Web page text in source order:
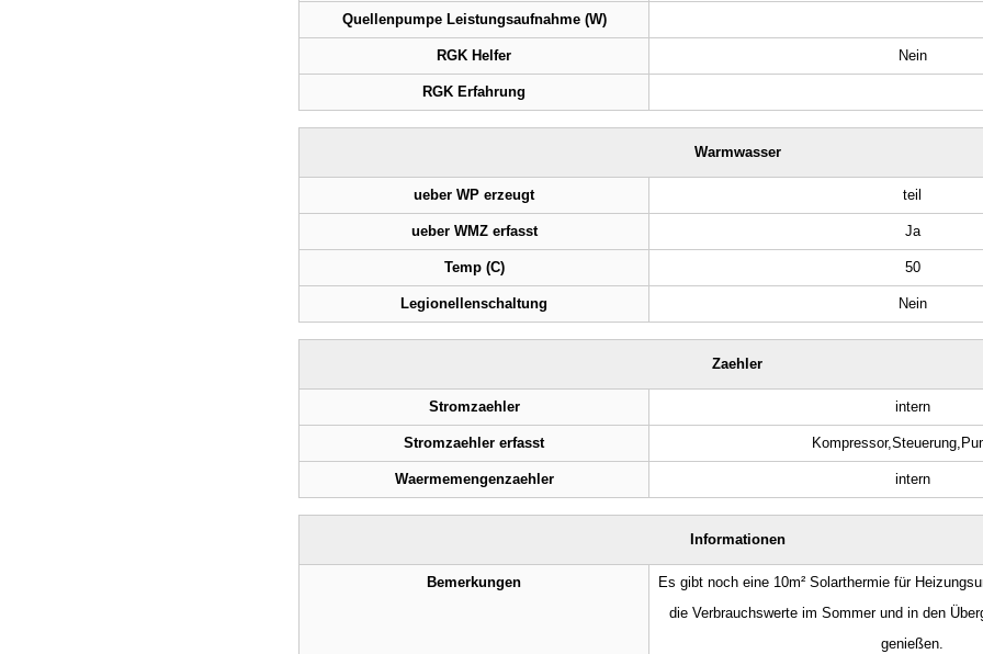
Quellenpumpe Leistungsaufnahme (W)
RGK Helfer Nein
RGK Erfahrung
Warmwasser
ueber WP erzeugt teil
ueber WMZ erfasst Ja
Temp (C) 50
Legionellenschaltung Nein
Zaehler
Stromzaehler intern
Stromzaehler erfasst
Waermemengenzaehler intern
Informationen
Bemerkungen
Es gibt noch eine 10m² Solarthermie für
die Verbrauchswerte im Sommer und in den
genießen.